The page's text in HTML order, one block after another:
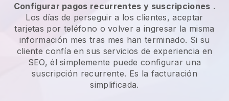
Configurar pagos recurrentes y suscripciones .
Los días de perseguir a los clientes, aceptar
tarjetas por teléfono o volver a ingresar la misma
información mes tras mes han terminado. Si su
cliente confía en sus servicios de experiencia en
SEO, él simplemente puede configurar una
suscripción recurrente. Es la facturación
simplificada.